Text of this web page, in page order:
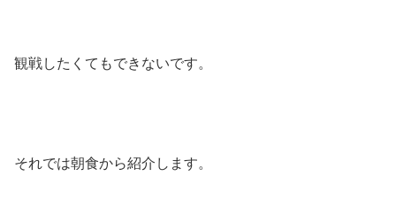
観戦したくてもできないです。
それでは朝食から紹介します。